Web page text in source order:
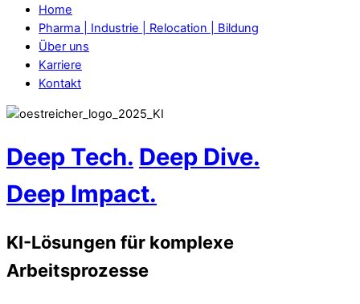
Home
Pharma | Industrie | Relocation | Bildung
Über uns
Karriere
Kontakt
Deep Tech. Deep Dive.
Deep Impact.
KI-Lösungen für komplexe
Arbeitsprozesse